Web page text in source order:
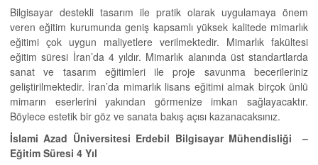
Bilgisayar destekli tasarım ile pratik olarak uygulamaya önem
veren eğitim kurumunda geniş kapsamlı yüksek kalitede mimarlık
eğitimi çok uygun maliyetlere verilmektedir. Mimarlık fakültesi
eğitim süresi İran’da 4 yıldır. Mimarlık alanında üst standartlarda
sanat ve tasarım eğitimleri ile proje savunma becerileriniz
geliştirilmektedir. İran’da mimarlık lisans eğitimi almak birçok ünlü
mimarın eserlerini yakından görmenize imkan sağlayacaktır.
Böylece estetik bir göz ve sanata bakış açısı kazanacaksınız.
İslami Azad Üniversitesi Erdebil Bilgisayar Mühendisliği –
Eğitim Süresi 4 Yıl